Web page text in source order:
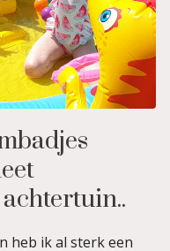
heb ik al sterk een